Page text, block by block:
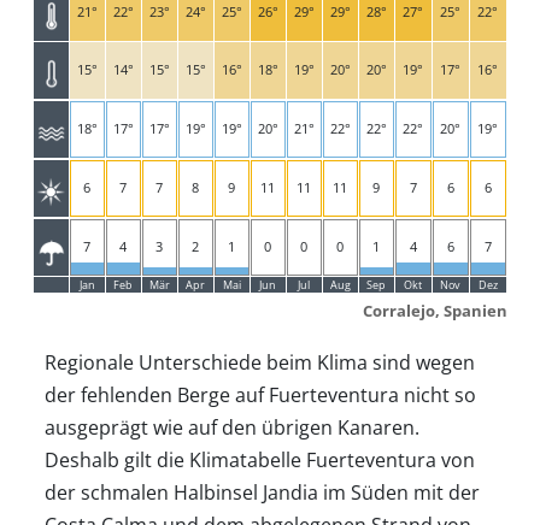
21° 22° 23° 24° 25° 26° 29° 29° 28° 27° 25° 22°
15° 14° 15° 15° 16° 18° 19° 20° 20° 19° 17° 16°
18° 17° 17° 19° 19° 20° 21° 22° 22° 22° 20° 19°
6 7 7 8 9 11 11 11 9 7 6 6
7 4 3 2 1 0 0 0 1 4 6 7
Jan Feb Mär Apr Mai Jun Jul Aug Sep Okt Nov Dez
Corralejo, Spanien
Regionale Unterschiede beim Klima sind wegen
der fehlenden Berge auf Fuerteventura nicht so
ausgeprägt wie auf den übrigen Kanaren.
Deshalb gilt die Klimatabelle Fuerteventura von
der schmalen Halbinsel Jandia im Süden mit der